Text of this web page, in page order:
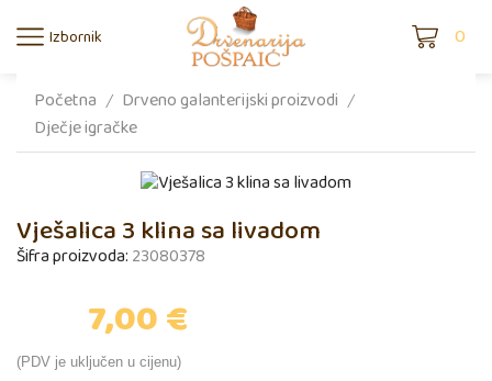
Izbornik 0
Početna / Drveno galanterijski proizvodi /
Dječje igračke
Vješalica 3 klina sa livadom
Šifra proizvoda: 23080378
7,00€
(PDV je uključen u cijenu)